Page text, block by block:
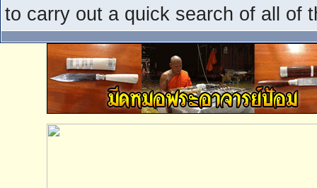
to carry out a quick search of all of